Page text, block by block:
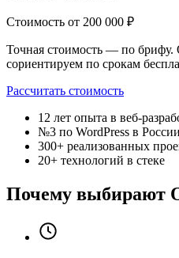
Стоимость от 200 000 ₽
Точная стоимость — по брифу.
сориентируем по срокам
Рассчитать стоимость
12 лет опыта в веб-
№3 по WordPress в России
300+ реализованных
20+ технологий в стеке
Почему выбирают